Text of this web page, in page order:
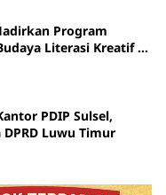
Program
Literasi Kreatif di
PDIP Sulsel,
Luwu Timur